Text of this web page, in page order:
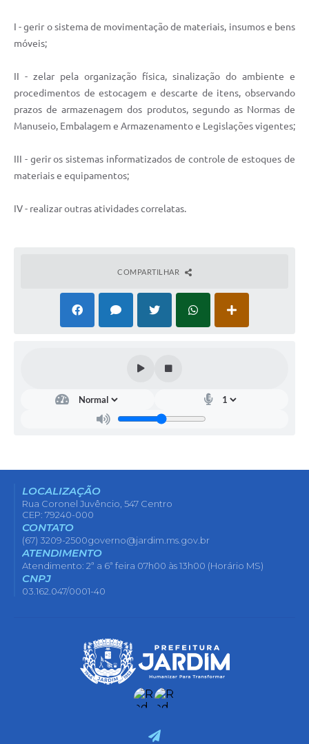
I - gerir o sistema de movimentação de materiais, insumos e bens
móveis;
II - zelar pela organização física, sinalização do ambiente e
procedimentos de estocagem e descarte de itens, observando
prazos de armazenagem dos produtos, segundo as Normas de
Manuseio, Embalagem e Armazenamento e Legislações vigentes;
III - gerir os sistemas informatizados de controle de estoques de
materiais e equipamentos;
IV - realizar outras atividades correlatas.
COMPARTILHAR
LOCALIZAÇÃO
Rua Coronel Juvêncio, 547 Centro
CEP: 79240-000
CONTATO
(67) 3209-2500governo@jardim.ms.gov.br
ATENDIMENTO
Atendimento: 2ª a 6ª feira 07h00 às 13h00 (Horário MS)
CNPJ
03.162.047/0001-40